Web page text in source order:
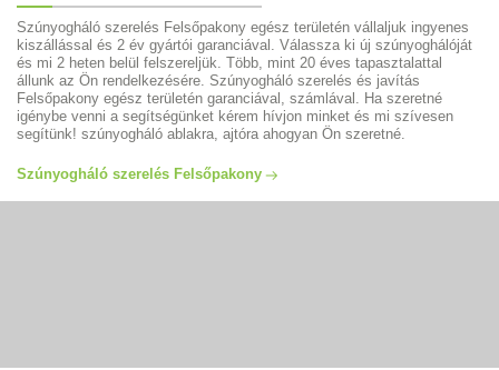
Szúnyogháló szerelés Felsőpakony egész területén vállaljuk ingyenes
kiszállással és 2 év gyártói garanciával. Válassza ki új szúnyoghálóját
és mi 2 heten belül felszereljük. Több, mint 20 éves tapasztalattal
állunk az Ön rendelkezésére. Szúnyogháló szerelés és javítás
Felsőpakony egész területén garanciával, számlával. Ha szeretné
igénybe venni a segítségünket kérem hívjon minket és mi szívesen
segítünk! szúnyogháló ablakra, ajtóra ahogyan Ön szeretné.
Szúnyogháló szerelés Felsőpakony